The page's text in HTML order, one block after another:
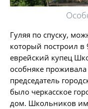
Гуляя по спуску,
который построил в
еврейский купец
особняке
председатель
было черкасское
дом. Школьников